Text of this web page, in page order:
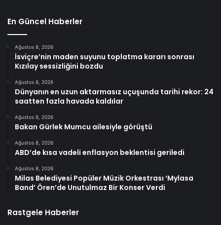
En Güncel Haberler
Ağustos 8, 2026
İsviçre’nin maden suyunu toplatma kararı sonrası
Kızılay sessizliğini bozdu
Ağustos 8, 2026
Dünyanın en uzun aktarmasız uçuşunda tarihi rekor: 24
saatten fazla havada kaldılar
Ağustos 8, 2026
Bakan Gürlek Mumcu ailesiyle görüştü
Ağustos 8, 2026
ABD’de kısa vadeli enflasyon beklentisi geriledi
Ağustos 8, 2026
Milas Belediyesi Popüler Müzik Orkestrası ‘Mylasa
Band’ Ören’de Unutulmaz Bir Konser Verdi
Rastgele Haberler